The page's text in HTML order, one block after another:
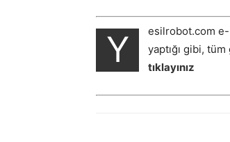
Y
esilrobot.com e-
yaptığı gibi,
tıklayınız